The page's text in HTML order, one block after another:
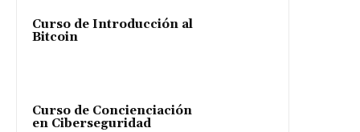
Curso de Introducción al
Bitcoin
Curso de Concienciación
en Ciberseguridad